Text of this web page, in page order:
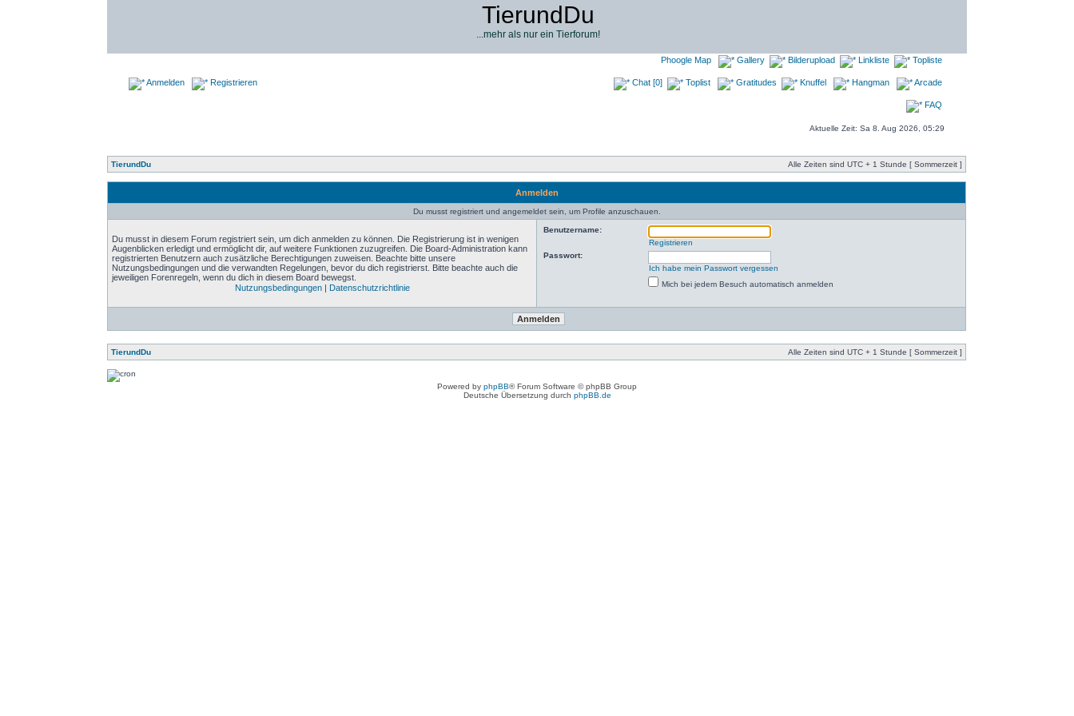
TierundDu
...mehr als nur ein Tierforum!
Anmelden Registrieren
Phoogle Map Gallery Bilderupload Linkliste Topliste
Chat [0] Toplist Gratitudes Knuffel Hangman Arcade
FAQ
Aktuelle Zeit: Sa 8. Aug 2026, 05:29
TierundDu Alle Zeiten sind UTC + 1 Stunde [ Sommerzeit ]
Anmelden
Du musst registriert und angemeldet sein, um Profile anzuschauen.
Du musst in diesem Forum registriert sein, um dich anmelden zu können. Die Registrierung ist in wenigen
Augenblicken erledigt und ermöglicht dir, auf weitere Funktionen zuzugreifen. Die Board-Administration kann
registrierten Benutzern auch zusätzliche Berechtigungen zuweisen. Beachte bitte unsere
Nutzungsbedingungen und die verwandten Regelungen, bevor du dich registrierst. Bitte beachte auch die
jeweiligen Forenregeln, wenn du dich in diesem Board bewegst.
Nutzungsbedingungen| Datenschutzrichtlinie
Benutzername:
Registrieren
Passwort:
Ich habe mein Passwort vergessen
Mich bei jedem Besuch automatisch anmelden
TierundDu Alle Zeiten sind UTC + 1 Stunde [ Sommerzeit ]
Powered by phpBB® Forum Software © phpBB Group
Deutsche Übersetzung durch phpBB.de